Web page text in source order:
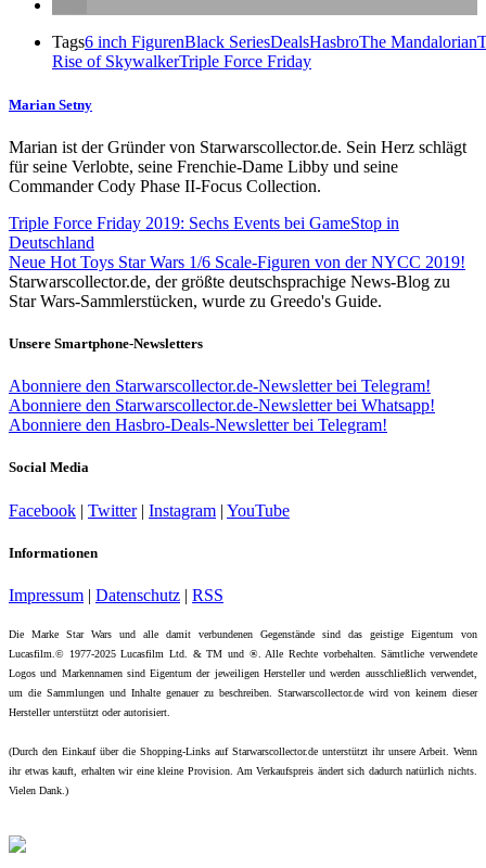
Tags6 inch FigurenBlack SeriesDealsHasbroThe Mandalorian
Rise of SkywalkerTriple Force Friday
Marian Setny
Marian ist der Gründer von Starwarscollector.de. Sein Herz schlägt
für seine Verlobte, seine Frenchie-Dame Libby und seine
Commander Cody Phase II-Focus Collection.
Triple Force Friday 2019: Sechs Events bei GameStop in
Deutschland
Neue Hot Toys Star Wars 1/6 Scale-Figuren von der NYCC 2019!
Starwarscollector.de, der größte deutschsprachige News-Blog zu
Star Wars-Sammlerstücken, wurde zu Greedo's Guide.
Unsere Smartphone-Newsletters
Abonniere den Starwarscollector.de-Newsletter bei Telegram!
Abonniere den Starwarscollector.de-Newsletter bei Whatsapp!
Abonniere den Hasbro-Deals-Newsletter bei Telegram!
Social Media
Facebook | Twitter| Instagram | YouTube
Informationen
Impressum | Datenschutz | RSS
Die Marke Star Wars und alle damit verbundenen Gegenstände sind das geistige Eigentum von
Lucasfilm.© 1977-2025 Lucasfilm Ltd. & TM und ®. Alle Rechte vorbehalten. Sämtliche verwendete
Logos und Markennamen sind Eigentum der jeweiligen Hersteller und werden ausschließlich verwendet,
um die Sammlungen und Inhalte genauer zu beschreiben. Starwarscollector.de wird von keinem dieser
Hersteller unterstützt oder autorisiert.
(Durch den Einkauf über die Shopping-Links auf Starwarscollector.de unterstützt ihr unsere Arbeit. Wenn
ihr etwas kauft, erhalten wir eine kleine Provision. Am Verkaufspreis ändert sich dadurch natürlich nichts.
Vielen Dank.)